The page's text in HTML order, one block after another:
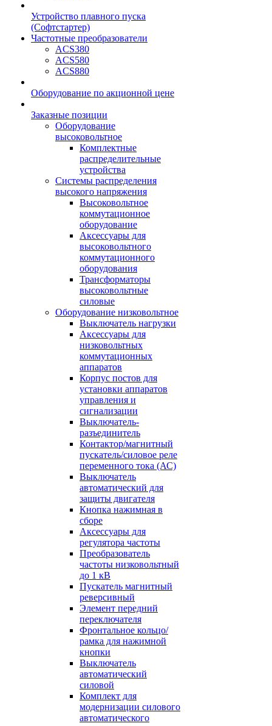
Устройство плавного пуска
(Софтстартер)
Частотные преобразователи
ACS380
ACS580
ACS880
Оборудование по акционной цене
Заказные позиции
Оборудование
высоковольтное
Комплектные
распределительные
устройства
Системы распределения
высокого напряжения
Высоковольтное
коммутационное
оборудование
Аксессуары для
высоковольтного
коммутационного
оборудования
Трансформаторы
высоковольтные
силовые
Оборудование низковольтное
Выключатель нагрузки
Аксессуары для
низковольтных
коммутационных
аппаратов
Корпус постов для
установки аппаратов
управления и
сигнализации
Выключатель-
разъединитель
Контактор/магнитный
пускатель/силовое реле
переменного тока (АС)
Выключатель
автоматический для
защиты двигателя
Кнопка нажимная в
сборе
Аксессуары для
регулятора частоты
Преобразователь
частоты низковольтный
до 1 кВ
Пускатель магнитный
реверсивный
Элемент передний
переключателя
Фронтальное кольцо/
рамка для нажимной
кнопки
Выключатель
автоматический
силовой
Комплект для
модернизации силового
автоматического